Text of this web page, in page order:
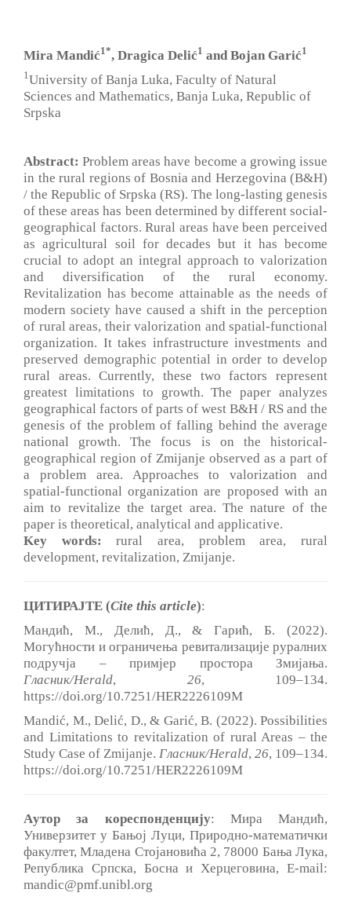
Mira Mandić1*, Dragica Delić1 and Bojan Garić1
1University of Banja Luka, Faculty of Natural
Sciences and Mathematics, Banja Luka, Republic of
Srpska
Abstract:Problem areas have become a growing issue
in the rural regions of Bosnia and Herzegovina (B&H)
/ the Republic of Srpska (RS). The long-lasting genesis
of these areas has been determined by different social-
geographical factors. Rural areas have been perceived
as agricultural soil for decades but it has become
crucial to adopt an integral approach to valorization
and diversification of the rural economy.
Revitalization has become attainable as the needs of
modern society have caused a shift in the perception
of rural areas, their valorization and spatial-functional
organization. It takes infrastructure investments and
preserved demographic potential in order to develop
rural areas. Currently, these two factors represent
greatest limitations to growth. The paper analyzes
geographical factors of parts of west B&H / RS and the
genesis of the problem of falling behind the average
national growth. The focus is on the historical-
geographical region of Zmijanje observed as a part of
a problem area. Approaches to valorization and
spatial-functional organization are proposed with an
aim to revitalize the target area. The nature of the
paper is theoretical, analytical and applicative.
Key words:rural area, problem area, rural
development, revitalization, Zmijanje.
ЦИТИРАЈТЕ (Cite this article):
Мандић, М., Делић, Д., & Гарић, Б. (2022).
Могућности и ограничења ревитализације руралних
подручја – примјер простора Змијања.
Гласник/Herald, 26, 109–134.
https://doi.org/10.7251/HER2226109M
Mandić, M., Delić, D., & Garić, B. (2022). Possibilities
and Limitations to revitalization of rural Areas – the
Study Case of Zmijanje. Гласник/Herald, 26, 109–134.
https://doi.org/10.7251/HER2226109M
Aутор за кореспонденцију: Мира Мандић,
Универзитет у Бањој Луци, Природно-математички
факултет, Младена Стојановића 2, 78000 Бања Лука,
Република Српска, Босна и Херцеговина, E-mail:
mandic@pmf.unibl.org